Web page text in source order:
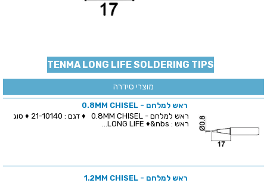
TENMA LONG LIFE SOLDERING TIPS
מוצרי סידרה
ראש למלחם - 0.8MM CHISEL
ראש למלחם - 0.8MM CHISEL ♦ דגם : 21-10140 ♦ סוג
ראש : LONG LIFE ♦&nbs...
ראש למלחם - 1.2MM CHISEL